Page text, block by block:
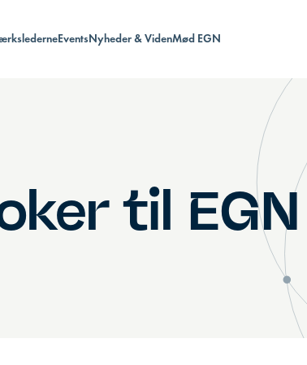
EventsNyheder & VidenMød EGN
til EGN